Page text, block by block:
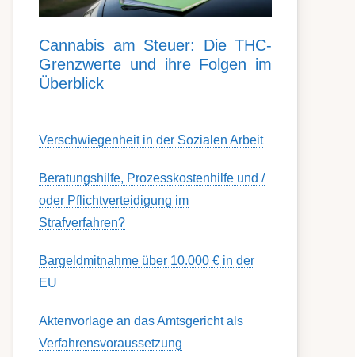
Can­nabis am Steu­er: Die THC-
Grenz­werte und ihre Folgen im
Über­blick
Ver­schwieg­en­heit in der Soz­ial­en Ar­beit
Berat­ungs­hil­fe, Pro­zess­kost­en­hilfe und /
oder Pflicht­ver­teidig­ung im
Strafverfahren?
Bargeldmitnahme über 10.000 € in der
EU
Aktenvorlage an das Amtsgericht als
Verfahrensvoraussetzung